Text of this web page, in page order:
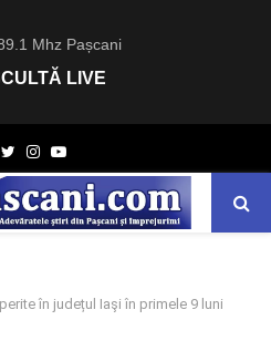
Mhz Pașcani
LIVE
TwitterInstagram
Youtube
în județul Iaşi în primele 9 luni